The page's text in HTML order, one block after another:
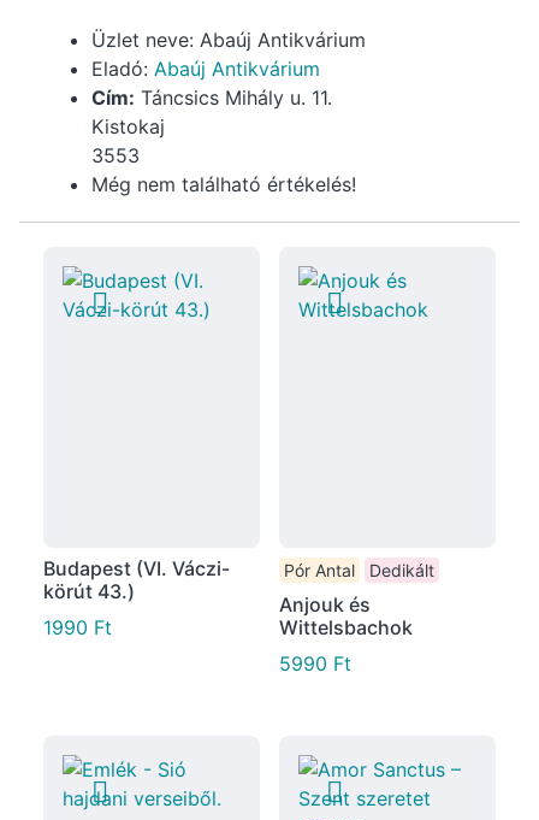
Üzlet neve: Abaúj Antikvárium
Eladó: Abaúj Antikvárium
Cím: Táncsics Mihály u. 11.
Kistokaj
3553
Még nem található értékelés!
Budapest (VI. Váczi-
körút 43.)
1990 Ft
Pór Antal Dedikált
Anjouk és
Wittelsbachok
5990 Ft